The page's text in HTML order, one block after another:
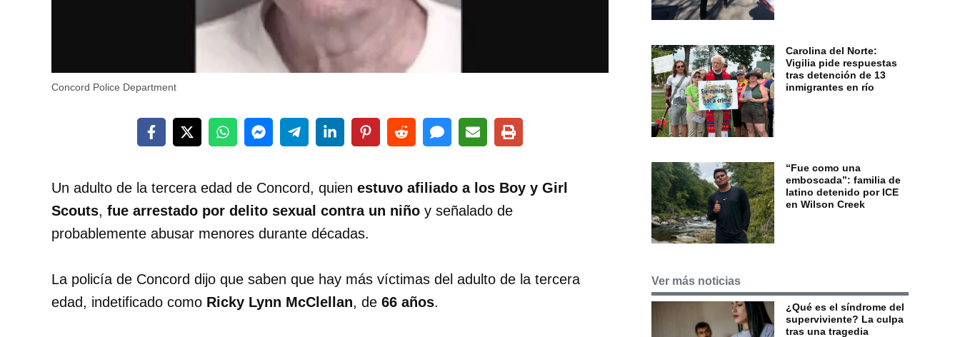
Concord Police Department
Un adulto de la tercera edad de Concord, quien estuvo afiliado a los Boy y Girl
Scouts, fue arrestado por delito sexual contra un niño y señalado de
probablemente abusar menores durante décadas.
La policía de Concord dijo que saben que hay más víctimas del adulto de la tercera
edad, indetificado como Ricky Lynn McClellan, de 66 años.
Carolina del Norte:
Vigilia pide respuestas
tras detención de 13
inmigrantes en río
“Fue como una
emboscada”: familia de
latino detenido por ICE
en Wilson Creek
Ver más noticias
¿Qué es el síndrome del
superviviente? La culpa
tras una tragedia